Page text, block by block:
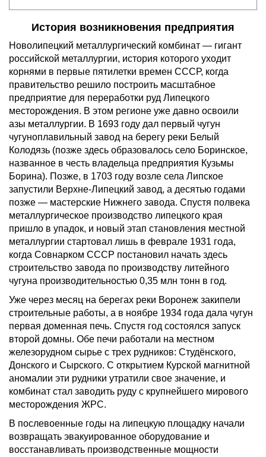
История возникновения предприятия
Новолипецкий металлургический комбинат — гигант
российской металлургии, история которого уходит
корнями в первые пятилетки времен СССР, когда
правительство решило построить масштабное
предприятие для переработки руд Липецкого
месторождения. В этом регионе уже давно освоили
азы металлургии. В 1693 году дал первый чугун
чугуноплавильный завод на берегу реки Белый
Колодязь (позже здесь образовалось село Боринское,
названное в честь владельца предприятия Кузьмы
Борина). Позже, в 1703 году возле села Липское
запустили Верхне-Липецкий завод, а десятью годами
позже — мастерские Нижнего завода. Спустя полвека
металлургическое производство липецкого края
пришло в упадок, и новый этап становления местной
металлургии стартовал лишь в феврале 1931 года,
когда Совнарком СССР постановил начать здесь
строительство завода по производству литейного
чугуна производительностью 0,35 млн тонн в год.
Уже через месяц на берегах реки Воронеж закипели
строительные работы, а в ноябре 1934 года дала чугун
первая доменная печь. Спустя год состоялся запуск
второй домны. Обе печи работали на местном
железорудном сырье с трех рудников: Студёнского,
Донского и Сырского. С открытием Курской магнитной
аномалии эти рудники утратили свое значение, и
комбинат стал заводить руду с крупнейшего мирового
месторождения ЖРС.
В послевоенные годы на липецкую площадку начали
возвращать эвакуированное оборудование и
восстанавливать производственные мощности